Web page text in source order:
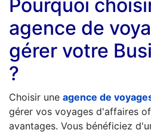
Pourquoi
agence de
gérer votre
?
Choisir une agence de
gérer vos voyages d'affaires
avantages. Vous bénéficiez